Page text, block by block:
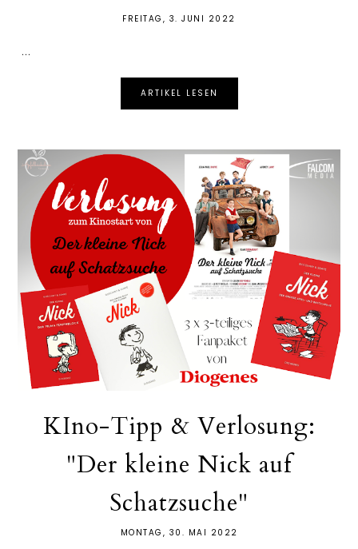
FREITAG, 3. JUNI 2022
...
ARTIKEL LESEN
KIno-Tipp & Verlosung:
"Der kleine Nick auf
Schatzsuche"
MONTAG, 30. MAI 2022